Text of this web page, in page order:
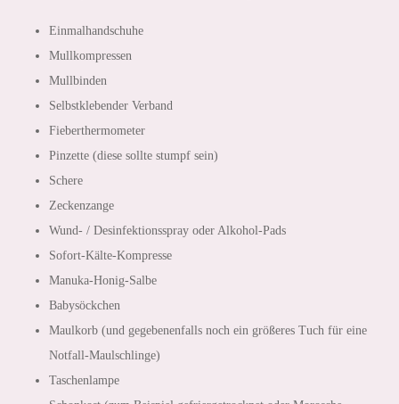
Einmalhandschuhe
Mullkompressen
Mullbinden
Selbstklebender Verband
Fieberthermometer
Pinzette (diese sollte stumpf sein)
Schere
Zeckenzange
Wund- / Desinfektionsspray oder Alkohol-Pads
Sofort-Kälte-Kompresse
Manuka-Honig-Salbe
Babysöckchen
Maulkorb (und gegebenenfalls noch ein größeres Tuch für eine
Notfall-Maulschlinge)
Taschenlampe